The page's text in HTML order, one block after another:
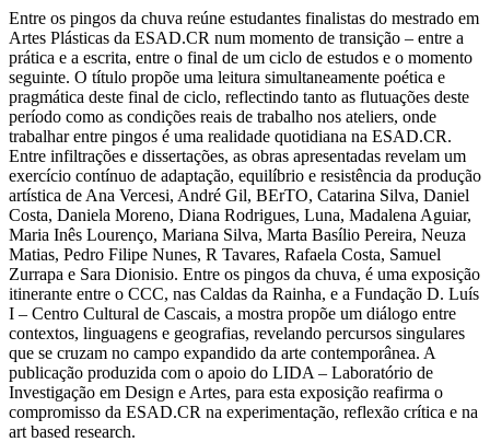
Entre os pingos da chuva reúne estudantes finalistas do mestrado em
Artes Plásticas da ESAD.CR num momento de transição – entre a
prática e a escrita, entre o final de um ciclo de estudos e o momento
seguinte. O título propõe uma leitura simultaneamente poética e
pragmática deste final de ciclo, reflectindo tanto as flutuações deste
período como as condições reais de trabalho nos ateliers, onde
trabalhar entre pingos é uma realidade quotidiana na ESAD.CR.
Entre infiltrações e dissertações, as obras apresentadas revelam um
exercício contínuo de adaptação, equilíbrio e resistência da produção
artística de Ana Vercesi, André Gil, BErTO, Catarina Silva, Daniel
Costa, Daniela Moreno, Diana Rodrigues, Luna, Madalena Aguiar,
Maria Inês Lourenço, Mariana Silva, Marta Basílio Pereira, Neuza
Matias, Pedro Filipe Nunes, R Tavares, Rafaela Costa, Samuel
Zurrapa e Sara Dionisio. Entre os pingos da chuva, é uma exposição
itinerante entre o CCC, nas Caldas da Rainha, e a Fundação D. Luís
I – Centro Cultural de Cascais, a mostra propõe um diálogo entre
contextos, linguagens e geografias, revelando percursos singulares
que se cruzam no campo expandido da arte contemporânea. A
publicação produzida com o apoio do LIDA – Laboratório de
Investigação em Design e Artes, para esta exposição reafirma o
compromisso da ESAD.CR na experimentação, reflexão crítica e na
art based research.